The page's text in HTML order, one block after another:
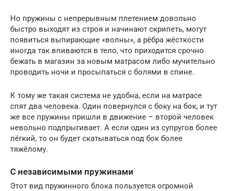
Но пружины с непрерывным плетением довольно
быстро выходят из строя и начинают скрипеть, могут
появиться выпирающие «волны», а рёбра жёсткости
иногда так впиваются в тело, что приходится срочно
бежать в магазин за новым матрасом либо мучительно
проводить ночи и просыпаться с болями в спине.
К тому же такая система не удобна, если на матрасе
спят два человека. Один повернулся с боку на бок, и тут
же все пружины пришли в движение – второй человек
невольно подпрыгивает. А если один из супругов более
лёгкий, то он будет скатываться под бок более
тяжёлому.
С независимыми пружинами
Этот вид пружинного блока пользуется огромной